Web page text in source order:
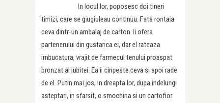
In locul lor, poposesc doi tineri
timizi, care se giugiuleau continuu. Fata rontaia
ceva dintr-un ambalaj de carton. Ii ofera
partenerului din gustarica ei, dar el rateaza
imbucatura, vrajit de farmecul tenului proaspat
bronzat al iubitei. Ea ii ciripeste ceva si apoi rade
de el. Putin mai jos, in dreapta lor, dupa indelungi
asteptari, in sfarsit, o smochina si un cartofior